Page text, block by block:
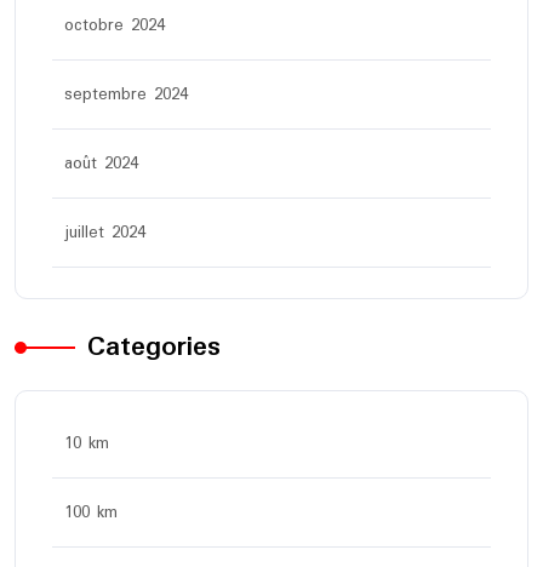
octobre 2024
septembre 2024
août 2024
juillet 2024
Categories
10 km
100 km